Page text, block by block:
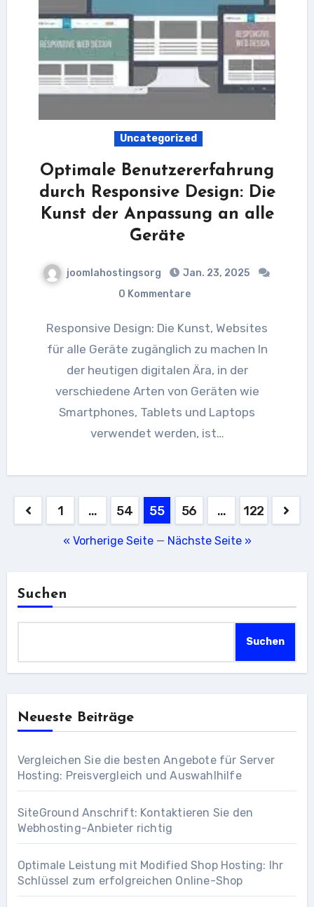
Uncategorized
Optimale Benutzererfahrung
durch Responsive Design: Die
Kunst der Anpassung an alle
Geräte
joomlahostingsorg
Jan. 23, 2025
0 Kommentare
Responsive Design: Die Kunst, Websites
für alle Geräte zugänglich zu machen In
der heutigen digitalen Ära, in der
verschiedene Arten von Geräten wie
Smartphones, Tablets und Laptops
verwendet werden, ist…
Seitennummerierung
1 … 54 55 56 … 122
« Vorherige Seite— Nächste Seite »
Suchen
Suchen
Neueste Beiträge
Vergleichen Sie die besten Angebote für Server
Hosting: Preisvergleich und Auswahlhilfe
SiteGround Anschrift: Kontaktieren Sie den
Webhosting-Anbieter richtig
Optimale Leistung mit Modified Shop Hosting: Ihr
Schlüssel zum erfolgreichen Online-Shop